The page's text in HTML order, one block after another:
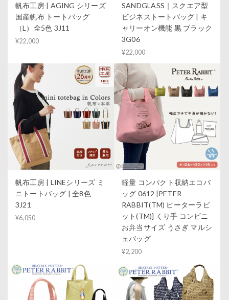
帆布工房 | AGING シリーズ
国産帆布 トートバッグ
（L）全5色 3J11
¥22,000
SANDGLASS｜スクエア型
ビジネストートバッグ | キ
ャリーオン機能 黒 ブラック
3G06
¥22,000
帆布工房 | LINEシリーズ ミ
ニトートバッグ | 全8色
3J21
¥6,050
軽量 コンパクト収納エコバ
ッグ 0612 [PETER
RABBIT(TM) ピーターラビ
ット(TM)] くり手 コンビニ
お弁当サイズ うさぎ マルシ
ェバッグ
¥2,200